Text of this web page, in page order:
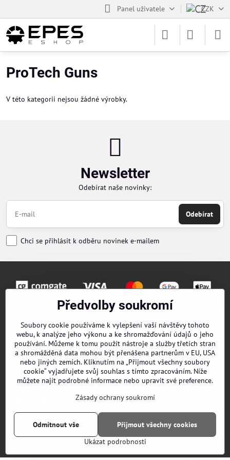
Panel uživatele CZK
ProTech Guns
V této kategorii nejsou žádné výrobky.
Newsletter
Odebírat naše novinky:
Odebírat
Chci se přihlásit k odběru novinek e-mailem
Kontakty
Obchodní podmínky
O nás
EPES Catalog B2B
© Předvolby soukromí
Vytvořeno systémem:ByznysWeb.cz
Předvolby soukromí
Soubory cookie používáme k vylepšení vaší návštěvy tohoto
webu, k analýze jeho výkonu a ke shromažďování údajů o jeho
používání. Můžeme k tomu použít nástroje a služby třetích stran
a shromážděná data mohou být přenášena partnerům v EU, USA
nebo jiných zemích. Kliknutím na „Přijmout všechny soubory
cookie“ vyjadřujete svůj souhlas s tímto zpracováním. Níže
můžete najít podrobné informace nebo upravit své preference.
Zásady ochrany soukromí
Ukázat podrobnosti
Přijmout všechny cookies
Odmítnout vše